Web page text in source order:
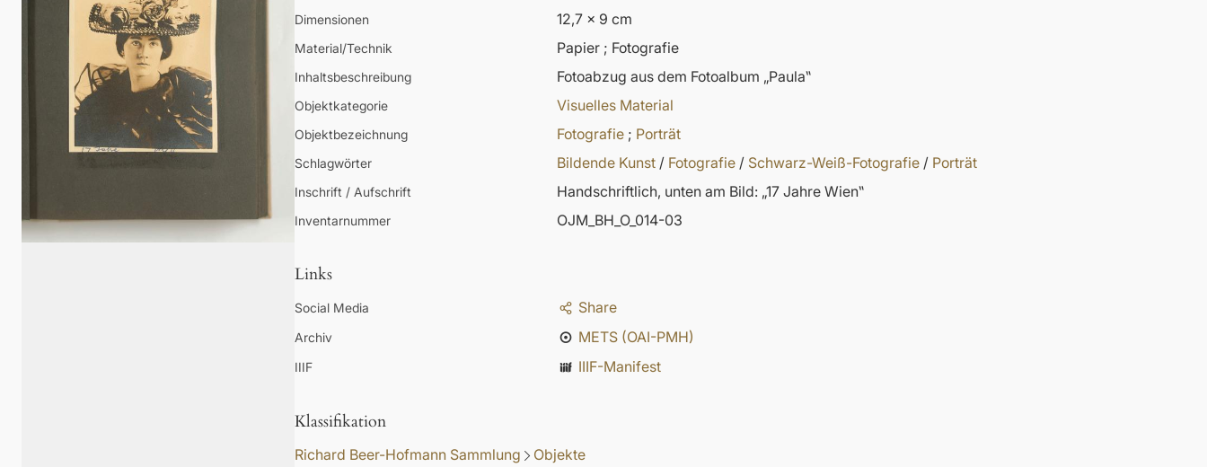
Dimensionen 12,7 x 9 cm
Material/Technik Papier ; Fotografie
Inhaltsbeschreibung Fotoabzug aus dem Fotoalbum „Paula‟
Objektkategorie Visuelles Material
Objektbezeichnung Fotografie ; Porträt
Schlagwörter Bildende Kunst / Fotografie / Schwarz-Weiß-Fotografie / Porträt
Inschrift / Aufschrift Handschriftlich, unten am Bild: „17 Jahre Wien‟
Inventarnummer OJM_BH_O_014-03
Links
Social Media Share
Archiv METS (OAI-PMH)
IIIF IIIF-Manifest
Klassifikation
Richard Beer-Hofmann Sammlung Objekte